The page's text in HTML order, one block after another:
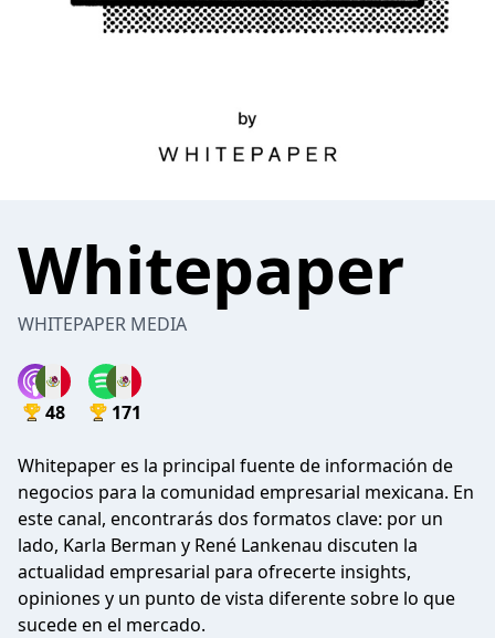
Whitepaper
WHITEPAPER MEDIA
48 171
Whitepaper es la principal fuente de información de
negocios para la comunidad empresarial mexicana. En
este canal, encontrarás dos formatos clave: por un
lado, Karla Berman y René Lankenau discuten la
actualidad empresarial para ofrecerte insights,
opiniones y un punto de vista diferente sobre lo que
sucede en el mercado.